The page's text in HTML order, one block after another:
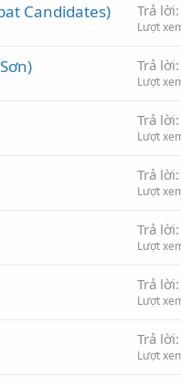
Candidates) Trả lời
Lượt
Trả lời
Lượt
Trả lời
Lượt
Trả lời
Lượt
Trả lời
Lượt
Trả lời
Lượt
Trả lời
Lượt